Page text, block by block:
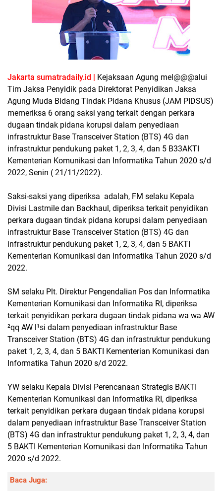
Jakarta sumatradaily.id | Kejaksaan Agung mel@@@alui
Tim Jaksa Penyidik pada Direktorat Penyidikan Jaksa
Agung Muda Bidang Tindak Pidana Khusus (JAM PIDSUS)
memeriksa 6 orang saksi yang terkait dengan perkara
dugaan tindak pidana korupsi dalam penyediaan
infrastruktur Base Transceiver Station (BTS) 4G dan
infrastruktur pendukung paket 1, 2, 3, 4, dan 5 B33AKTI
Kementerian Komunikasi dan Informatika Tahun 2020 s/d
2022, Senin ( 21/11/2022).
Saksi-saksi yang diperiksa adalah, FM selaku Kepala
Divisi Lastmile dan Backhaul, diperiksa terkait penyidikan
perkara dugaan tindak pidana korupsi dalam penyediaan
infrastruktur Base Transceiver Station (BTS) 4G dan
infrastruktur pendukung paket 1, 2, 3, 4, dan 5 BAKTI
Kementerian Komunikasi dan Informatika Tahun 2020 s/d
2022.
SM selaku Plt. Direktur Pengendalian Pos dan Informatika
Kementerian Komunikasi dan Informatika RI, diperiksa
terkait penyidikan perkara dugaan tindak pidana wa wa AW
²qq AW l¹si dalam penyediaan infrastruktur Base
Transceiver Station (BTS) 4G dan infrastruktur pendukung
paket 1, 2, 3, 4, dan 5 BAKTI Kementerian Komunikasi dan
Informatika Tahun 2020 s/d 2022.
YW selaku Kepala Divisi Perencanaan Strategis BAKTI
Kementerian Komunikasi dan Informatika RI, diperiksa
terkait penyidikan perkara dugaan tindak pidana korupsi
dalam penyediaan infrastruktur Base Transceiver Station
(BTS) 4G dan infrastruktur pendukung paket 1, 2, 3, 4, dan
5 BAKTI Kementerian Komunikasi dan Informatika Tahun
2020 s/d 2022.
Baca Juga: